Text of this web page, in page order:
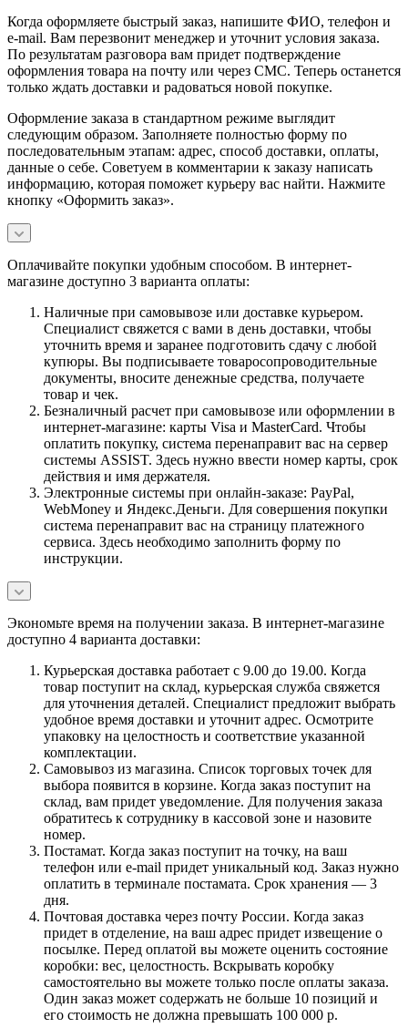
Когда оформляете быстрый заказ, напишите ФИО, телефон и
e-mail. Вам перезвонит менеджер и уточнит условия заказа.
По результатам разговора вам придет подтверждение
оформления товара на почту или через СМС. Теперь останется
только ждать доставки и радоваться новой покупке.
Оформление заказа в стандартном режиме выглядит
следующим образом. Заполняете полностью форму по
последовательным этапам: адрес, способ доставки, оплаты,
данные о себе. Советуем в комментарии к заказу написать
информацию, которая поможет курьеру вас найти. Нажмите
кнопку «Оформить заказ».
Оплачивайте покупки удобным способом. В интернет-
магазине доступно 3 варианта оплаты:
Наличные при самовывозе или доставке курьером.
Специалист свяжется с вами в день доставки, чтобы
уточнить время и заранее подготовить сдачу с любой
купюры. Вы подписываете товаросопроводительные
документы, вносите денежные средства, получаете
товар и чек.
Безналичный расчет при самовывозе или оформлении в
интернет-магазине: карты Visa и MasterCard. Чтобы
оплатить покупку, система перенаправит вас на сервер
системы ASSIST. Здесь нужно ввести номер карты, срок
действия и имя держателя.
Электронные системы при онлайн-заказе: PayPal,
WebMoney и Яндекс.Деньги. Для совершения покупки
система перенаправит вас на страницу платежного
сервиса. Здесь необходимо заполнить форму по
инструкции.
Экономьте время на получении заказа. В интернет-магазине
доступно 4 варианта доставки:
Курьерская доставка работает с 9.00 до 19.00. Когда
товар поступит на склад, курьерская служба свяжется
для уточнения деталей. Специалист предложит выбрать
удобное время доставки и уточнит адрес. Осмотрите
упаковку на целостность и соответствие указанной
комплектации.
Самовывоз из магазина. Список торговых точек для
выбора появится в корзине. Когда заказ поступит на
склад, вам придет уведомление. Для получения заказа
обратитесь к сотруднику в кассовой зоне и назовите
номер.
Постамат. Когда заказ поступит на точку, на ваш
телефон или e-mail придет уникальный код. Заказ нужно
оплатить в терминале постамата. Срок хранения — 3
дня.
Почтовая доставка через почту России. Когда заказ
придет в отделение, на ваш адрес придет извещение о
посылке. Перед оплатой вы можете оценить состояние
коробки: вес, целостность. Вскрывать коробку
самостоятельно вы можете только после оплаты заказа.
Один заказ может содержать не больше 10 позиций и
его стоимость не должна превышать 100 000 р.